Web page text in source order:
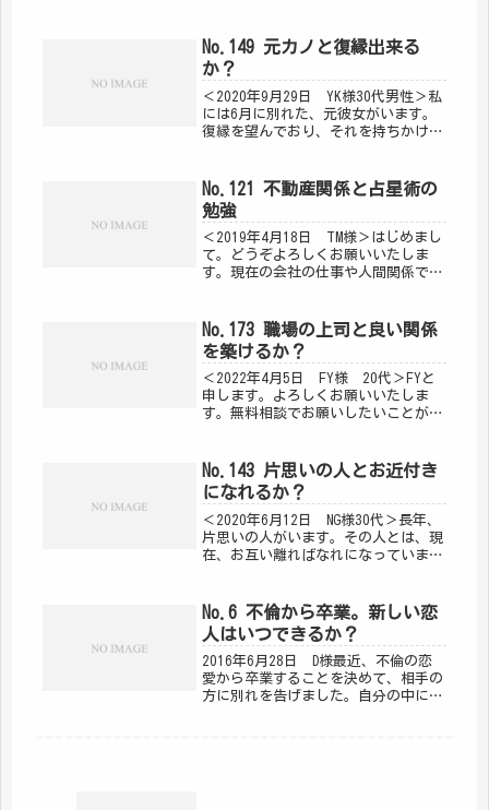
でジャンプしたり、手を叩いたり、ず
っと声を発している。静かなとき
も...
No.149 元カノと復縁出来る
か？
＜2020年9月29日 YK様30代男性＞私
には6月に別れた、元彼女がいます。
復縁を望んでおり、それを持ちかけま
と伝えて有ります。元彼女との関係の
リカバリーはあるでしょうか...
No.121 不動産関係と占星術の
勉強
＜2019年4月18日 TM様＞はじめまし
て。どうぞよろしくお願いいたしま
す。現在の会社の仕事や人間関係でス
を立てる術を考えようと思い、まず
は、最低限食いっぱぐれないよう
宅...
No.173 職場の上司と良い関係
を築けるか？
＜2022年4月5日 FY様 20代＞FYと
申します。よろしくお願いいたしま
す。無料相談でお願いしたいことがご
るキイパーソン的な存在の上司がいま
す。私はその人に認めてもらい...
No.143 片思いの人とお近付き
になれるか？
＜2020年6月12日 NG様30代＞長年、
片思いの人がいます。その人とは、現
在、お互い離ればなれになっていま
29日 お返事＞NG様を示す惑星は、火
星と月。お相手を示す...
No.6 不倫から卒業。新しい恋
人はいつできるか？
2016年6月28日 D様最近、不倫の恋
愛から卒業することを決めて、相手の
方に別れを告げました。自分の中にも